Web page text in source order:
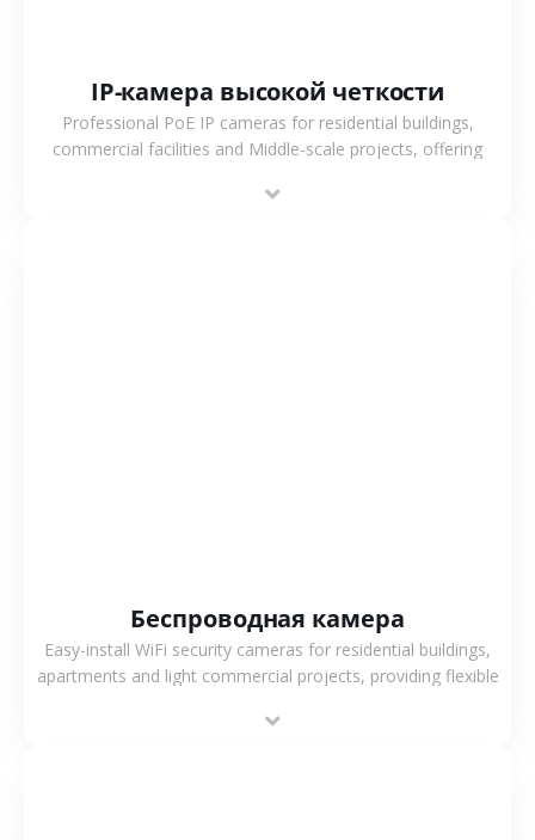
IP-камера высокой четкости
Professional PoE IP cameras for residential buildings,
commercial facilities and Middle-scale projects, offering
support.
Беспроводная камера
Easy-install WiFi security cameras for residential buildings,
apartments and light commercial projects, providing flexible